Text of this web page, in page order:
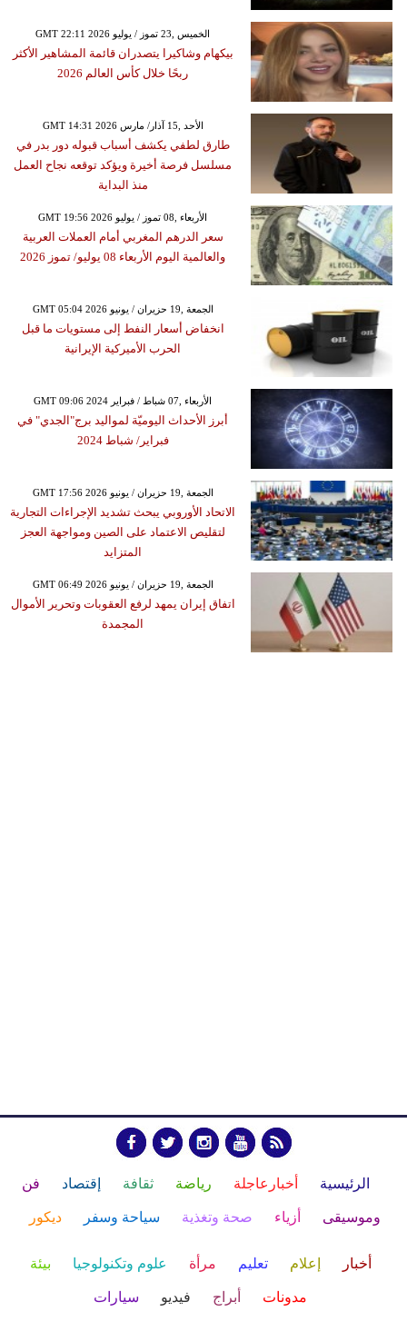
GMT 22:11 2026 الخميس ,23 تموز / يوليو
بيكهام وشاكيرا يتصدران قائمة المشاهير الأكثر
ربحًا خلال كأس العالم 2026
GMT 14:31 2026 الأحد ,15 آذار/ مارس
طارق لطفي يكشف أسباب قبوله دور بدر في
مسلسل فرصة أخيرة ويؤكد توقعه نجاح العمل
منذ البداية
GMT 19:56 2026 الأربعاء ,08 تموز / يوليو
سعر الدرهم المغربي أمام العملات العربية
والعالمية اليوم الأربعاء 08 يوليو/ تموز 2026
GMT 05:04 2026 الجمعة ,19 حزيران / يونيو
انخفاض أسعار النفط إلى مستويات ما قبل
الحرب الأميركية الإيرانية
GMT 09:06 2024 الأربعاء ,07 شباط / فبراير
أبرز الأحداث اليوميّة لمواليد برج"الجدي" في
فبراير/ شباط 2024
GMT 17:56 2026 الجمعة ,19 حزيران / يونيو
الاتحاد الأوروبي يبحث تشديد الإجراءات التجارية
لتقليص الاعتماد على الصين ومواجهة العجز
المتزايد
GMT 06:49 2026 الجمعة ,19 حزيران / يونيو
اتفاق إيران يمهد لرفع العقوبات وتحرير الأموال
المجمدة
الرئيسية أخبارعاجلة رياضة ثقافة إقتصاد فن
وموسيقى أزياء صحة وتغذية سياحة وسفر ديكور
أخبار إعلام تعليم مرأة علوم وتكنولوجيا بيئة
مدونات أبراج فيديو سيارات